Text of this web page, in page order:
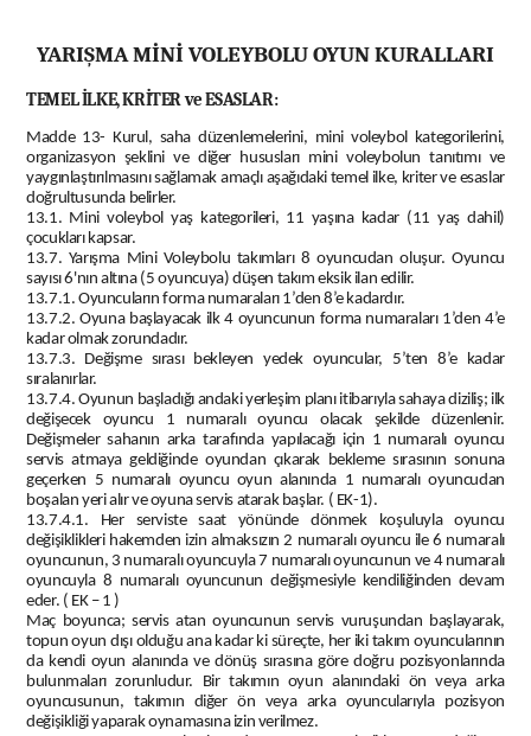
YARIŞMA MİNİ VOLEYBOLU OYUN KURALLARI
TEMEL İLKE, KRİTER ve ESASLAR:
Madde 13- Kurul, saha düzenlemelerini, mini voleybol kategorilerini,
organizasyon şeklini ve diğer hususları mini voleybolun tanıtımı ve
yaygınlaştırılmasını sağlamak amaçlı aşağıdaki temel ilke, kriterve esaslar
doğrultusunda belirler.
13.1. Mini voleybol yaş kategorileri, 11 yaşına kadar (11 yaşdahil )
çocukları kapsar.
13.7. Yarışma Mini Voleybolu takımları 8 oyuncudan oluşur. Oyuncu
sayısı 6'nın altına (5 oyuncuya) düşen takım eksik ilan edilir.
13.7.1. Oyuncuların forma numaraları 1’den 8’e kadardır.
13.7.2. Oyuna başlayacak ilk 4 oyuncunun forma numaraları 1’den 4’e
kadar olmak zorundadır.
13.7.3. Değişme sırası bekleyen yedek oyuncular, 5’ten 8’e kadar
sıralanırlar.
13.7.4. Oyunun başladığı andaki yerleşim planı itibarıyla sahaya diziliş; ilk
değişecek oyuncu 1 numaralı oyuncu olacak şekilde düzenlenir.
Değişmeler sahanın arka tarafında yapılacağı için 1 numaralı oyuncu
servis atmaya geldiğinde oyundan çıkarak bekleme sırasının sonuna
geçerken 5 numaralı oyuncu oyun alanında 1 numaralı oyuncudan
boşalan yeri alır ve oyuna servis atarak başlar. ( EK-1).
13.7.4.1. Her serviste saat yönünde dönmek koşuluyla oyuncu
değişiklikleri hakemden izin almaksızın 2 numaralı oyuncu ile 6 numaralı
oyuncunun, 3 numaralı oyuncuyla 7 numaralı oyuncunun ve 4 numaralı
oyuncuyla 8 numaralı oyuncunun değişmesiyle kendiliğinden devam
eder. ( EK – 1 )
Maç boyunca; servis atan oyuncunun servis vuruşundan başlayarak,
topun oyun dışı olduğu ana kadar ki süreçte, her iki takım oyuncularının
da kendi oyun alanında ve dönüş sırasına göre doğru pozisyonlarında
bulunmaları zorunludur. Bir takımın oyun alanındaki ön veya arka
oyuncusunun, takımın diğer ön veya arka oyuncularıyla pozisyon
değişikliği yaparak oynamasına izin verilmez.